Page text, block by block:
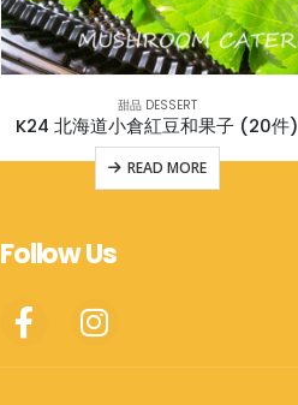
甜品 DESSERT
K24 北海道小倉紅豆和果子 (20件)
READ MORE
Follow Us